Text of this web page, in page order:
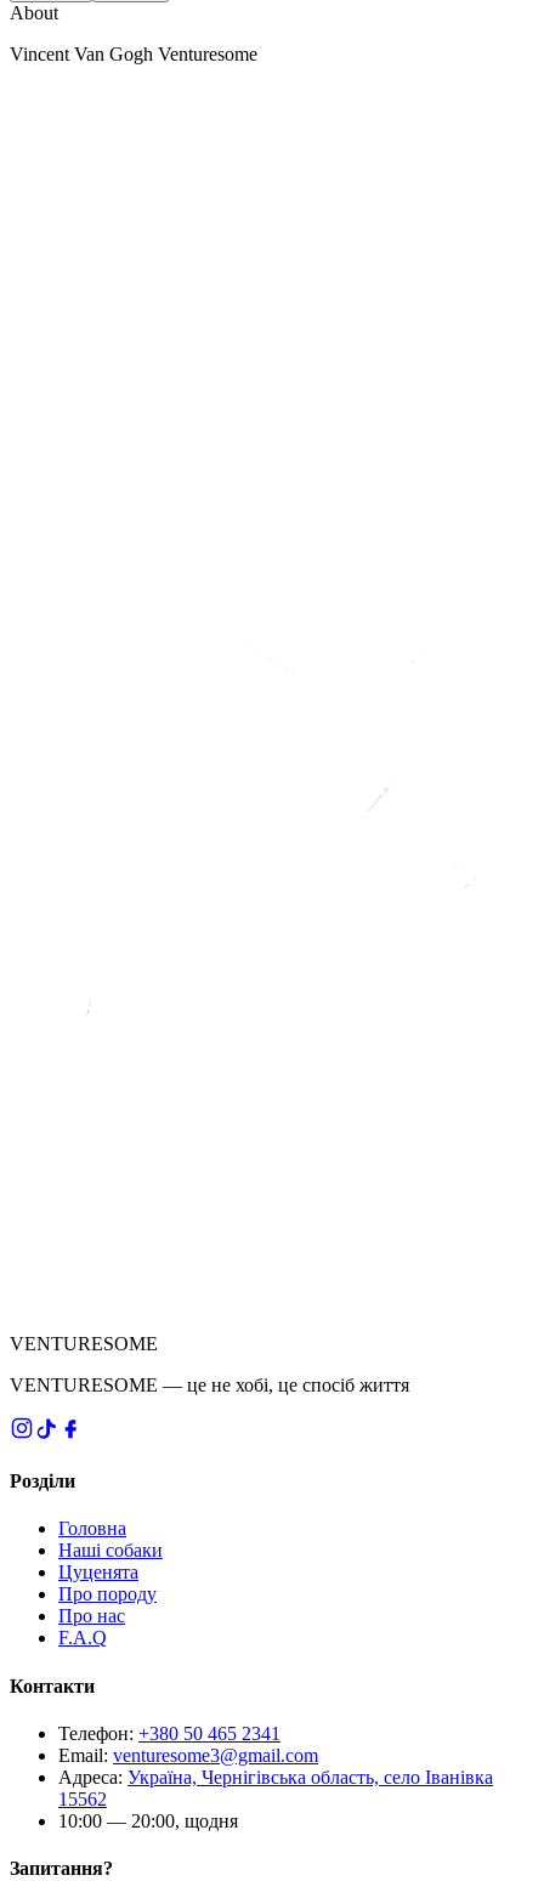
About
Vincent Van Gogh Venturesome
VENTURESOME
VENTURESOME — це не хобі, це спосіб життя
Розділи
Головна
Наші собаки
Цуценята
Про породу
Про нас
F.A.Q
Контакти
Телефон: +380 50 465 2341
Email: venturesome3@gmail.com
Адреса: Україна, Чернігівська область, село Іванівка
15562
10:00 — 20:00, щодня
Запитання?